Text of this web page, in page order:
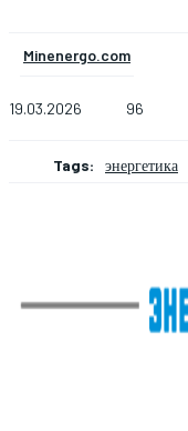
Minenergo.com
19.03.2026 96
Tags: энергетика